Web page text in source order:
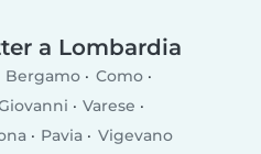
a Lombardia
Bergamo
Como
Varese
Pavia Vigevano